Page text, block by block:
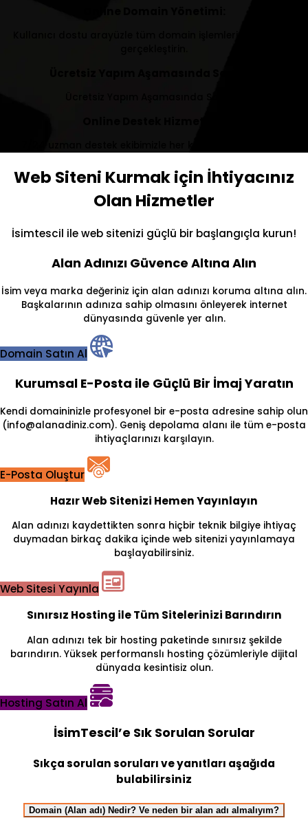
Web Siteni Kurmak için İhtiyacınız
Olan Hizmetler
İsimtescil ile web sitenizi güçlü bir başlangıçla kurun!
Alan Adınızı Güvence Altına Alın
İsim veya marka değeriniz için alan adınızı koruma altına alın.
Başkalarının adınıza sahip olmasını önleyerek internet
dünyasında güvenle yer alın.
Domain Satın Al
Kurumsal E-Posta ile Güçlü Bir İmaj Yaratın
Kendi domaininizle profesyonel bir e-posta adresine sahip olun
(info@alanadiniz.com). Geniş depolama alanı ile tüm e-posta
ihtiyaçlarınızı karşılayın.
E-Posta Oluştur
Hazır Web Sitenizi Hemen Yayınlayın
Alan adınızı kaydettikten sonra hiçbir teknik bilgiye ihtiyaç
duymadan birkaç dakika içinde web sitenizi yayınlamaya
başlayabilirsiniz.
Web Sitesi Yayınla
Sınırsız Hosting ile Tüm Sitelerinizi Barındırın
Alan adınızı tek bir hosting paketinde sınırsız şekilde
barındırın. Yüksek performanslı hosting çözümleriyle dijital
dünyada kesintisiz olun.
Hosting Satın Al
İsimTescil’e Sık Sorulan Sorular
Sıkça sorulan soruları ve yanıtları aşağıda
bulabilirsiniz
Domain (Alan adı) Nedir? Ve neden bir alan adı almalıyım?